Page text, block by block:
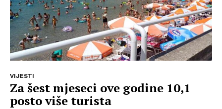
VIJESTI
Za šest mjeseci ove godine 10,1
posto više turista